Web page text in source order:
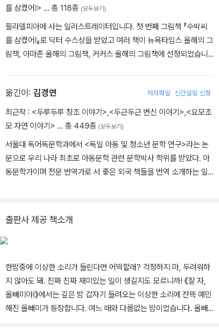
를 삼켰어!> … 총 118종 (모두보기)
필라델피아에 사는 일러스트레이터입니다. 첫 번째 그림책 『수박씨
를 삼켰어!』로 닥터 수스상을 받았고 여러 책이 뉴욕타임스 올해의 그
림책, 아마존 올해의 그림책, 커커스 올해의 그림책에 선정되었습니
옮긴이: 김경연 저자파일 신간알림 신청
최근작 : <두루두루 창조 이야기>,<두근두근 변신 이야기>,<요모조
모 자연 이야기> … 총 449종 (모두보기)
서울대 독어독문학과에서 <독일 아동 및 청소년 문학 연구>라는 논
문으로 우리 나라 최초로 아동문학 관련 문학박사 학위를 받았다. 아
동문학가이며 전문 번역가로 서 좋은 외국 책들을 번역 소개하는 일
림동화집》(전10권) 《생각을 모으는 사람》 등이 있다.
출판사 제공 책소개
한밤중에 이상한 소리가 들린다면 어떡할래? 걱정하지 마, 두려워하
지 않아도 돼. 진짜 진짜 재미있는 일이 생길지도 모르니까! 《잘 자,
올빼미야!》에서는 깊은 밤 갑자기 들려오는 이상한 소리에 잔뜩 예민
해진 올빼미가 등장합니다. 여느 때와 다름없는 밤이었습니다. 올빼